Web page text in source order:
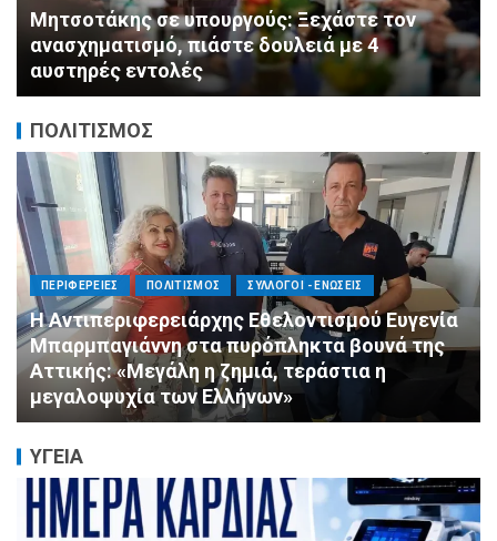
Μητσοτάκης σε υπουργούς: Ξεχάστε τον
ανασχηματισμό, πιάστε δουλειά με 4
αυστηρές εντολές
ΠΟΛΙΤΙΣΜΟΣ
ΠΕΡΙΦΕΡΕΙΕΣ ΠΟΛΙΤΙΣΜΟΣ ΣΥΛΛΟΓΟΙ - ΕΝΩΣΕΙΣ
Η Αντιπεριφερειάρχης Εθελοντισμού Ευγενία
Μπαρμπαγιάννη στα πυρόπληκτα βουνά της
Αττικής: «Μεγάλη η ζημιά, τεράστια η
μεγαλοψυχία των Ελλήνων»
ΥΓΕΙΑ